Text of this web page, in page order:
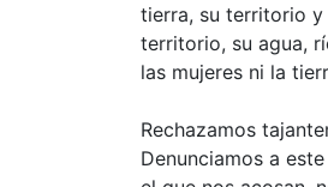
tierra, su territorio y
territorio, su agua,
las mujeres ni la
Rechazamos
Denunciamos a